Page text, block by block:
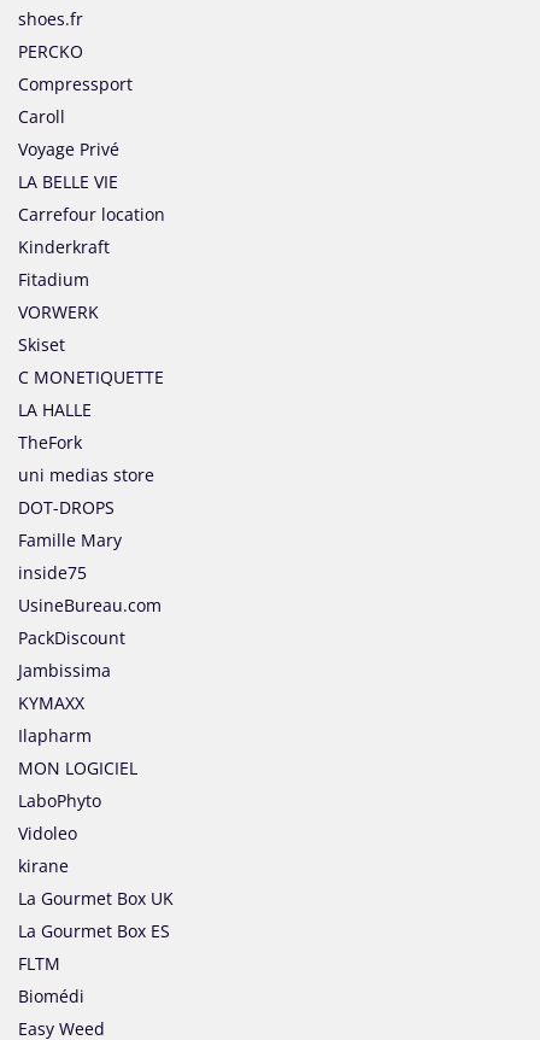
shoes.fr
PERCKO
Compressport
Caroll
Voyage Privé
LA BELLE VIE
Carrefour location
Kinderkraft
Fitadium
VORWERK
Skiset
C MONETIQUETTE
LA HALLE
TheFork
uni medias store
DOT-DROPS
Famille Mary
inside75
UsineBureau.com
PackDiscount
Jambissima
KYMAXX
Ilapharm
MON LOGICIEL
LaboPhyto
Vidoleo
kirane
La Gourmet Box UK
La Gourmet Box ES
FLTM
Biomédi
Easy Weed